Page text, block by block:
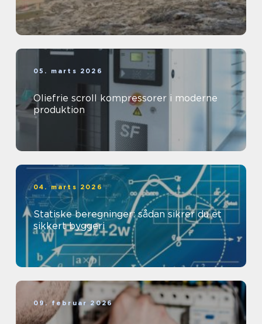
05. marts 2026
Oliefrie scroll kompressorer i moderne
produktion
04. marts 2026
Statiske beregninger: sådan sikrer du et
sikkert byggeri
09. februar 2026